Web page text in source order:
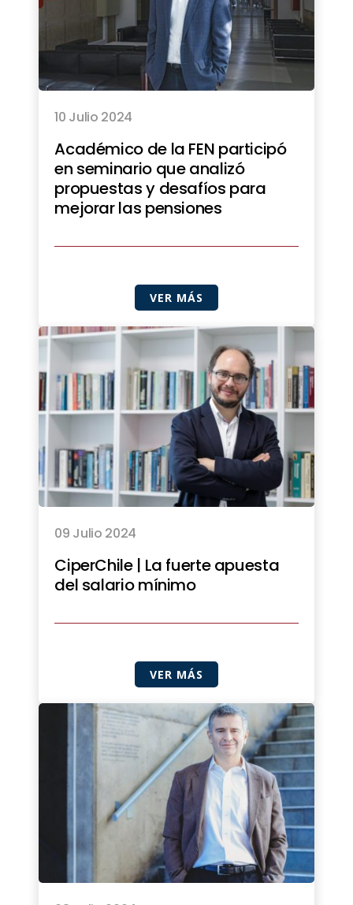
10 Julio 2024
Académico de la FEN participó
en seminario que analizó
propuestas y desafíos para
mejorar las pensiones
VER MÁS
09 Julio 2024
CiperChile | La fuerte apuesta
del salario mínimo
VER MÁS